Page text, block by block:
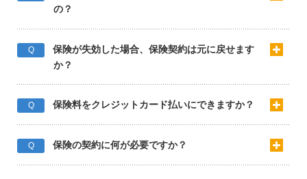
の？
Q
保険が失効した場合、保険契約は元に戻せます
か？
Q 保険料をクレジットカード払いにできますか？
Q 保険の契約に何が必要ですか？